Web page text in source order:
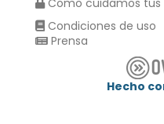
Condiciones de uso
Prensa
Hecho